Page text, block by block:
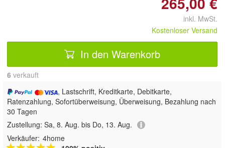
inkl. MwSt.
Kostenloser Versand
In den Warenkorb
6 verkauft
, Lastschrift, Kreditkarte, Debitkarte,
Ratenzahlung, Sofortüberweisung, Überweisung, Bezahlung nach
30 Tagen
Zustellung: Sa, 8. Aug. bis Do, 13. Aug.
Verkäufer: 4home